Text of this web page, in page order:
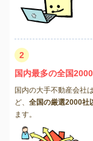
2
国内最多の全国
国内の大手不動産会社
ど、 全国の厳選2000社
ます。